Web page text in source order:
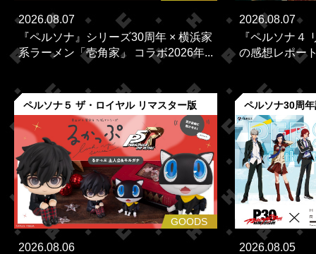
2026.08.07
『ペルソナ』シリーズ30周年 × 横浜家
系ラーメン「壱角家」 コラボ2026年...
2026.08.07
『ペルソナ４
の感想レポー
ペルソナ５ ザ・ロイヤル リマスター版
GOODS
2026.08.06
ペルソナ30周
2026.08.05